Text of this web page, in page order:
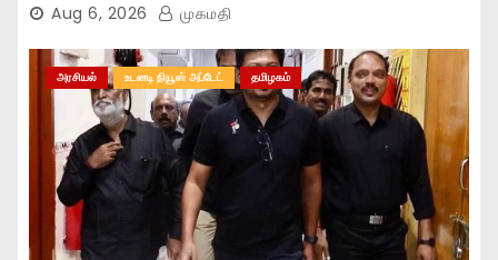
Aug 6, 2026 முகமதி
அரசியல் உடனடி நியூஸ் அப்டேட் தமிழகம்